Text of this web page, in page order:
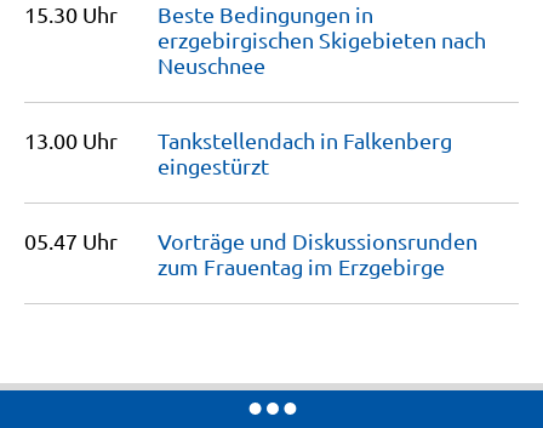
15.30 Uhr
Beste Bedingungen in
erzgebirgischen Skigebieten nach
Neuschnee
13.00 Uhr
Tankstellendach in Falkenberg
eingestürzt
05.47 Uhr
Vorträge und Diskussionsrunden
zum Frauentag im Erzgebirge